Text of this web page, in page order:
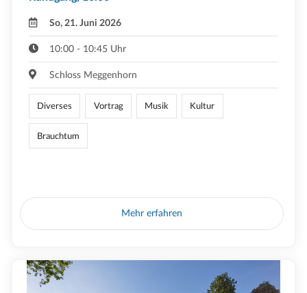
So, 21. Juni 2026
10:00 - 10:45 Uhr
Schloss Meggenhorn
Diverses Vortrag Musik Kultur
Brauchtum
Mehr erfahren